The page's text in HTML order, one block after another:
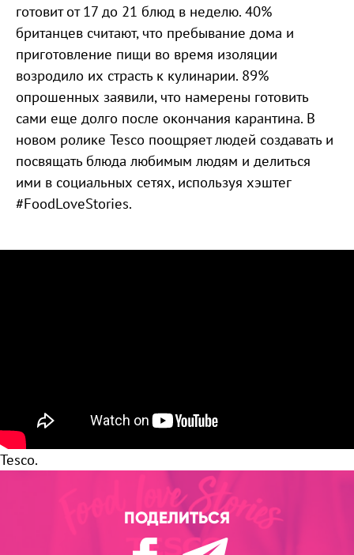
готовит от 17 до 21 блюд в неделю. 40%
британцев считают, что пребывание дома и
приготовление пищи во время изоляции
возродило их страсть к кулинарии. 89%
опрошенных заявили, что намерены готовить
сами еще долго после окончания карантина. В
новом ролике Tesco поощряет людей создавать и
посвящать блюда любимым людям и делиться
ими в социальных сетях, используя хэштег
#FoodLoveStories.
Tesco.
ПОДЕЛИТЬСЯ